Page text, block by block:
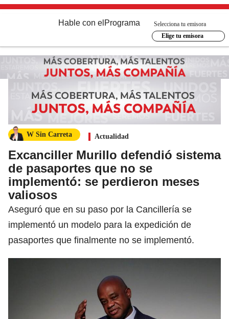
Hable con el Programa
Selecciona tu emisora
Elige tu emisora
W Sin Carreta Actualidad
Excanciller Murillo defendió sistema
de pasaportes que no se
implementó: se perdieron meses
valiosos
Aseguró que en su paso por la Cancillería se
implementó un modelo para la expedición de
pasaportes que finalmente no se implementó.